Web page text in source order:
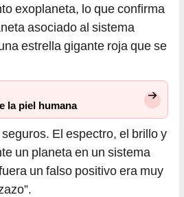
exoplaneta, lo que confirma
asociado al sistema
estrella gigante roja que se
la piel humana
El espectro, el brillo y
un planeta en un sistema
un falso positivo era muy